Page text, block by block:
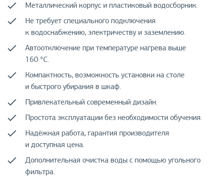
Металлический корпус и пластиковый водосборник.
Не требует специального подключения
к водоснабжению, электричеству и заземлению.
Автоотключение при температуре нагрева выше
160 °С.
Компактность, возможность установки на столе
и быстрого убирания в шкаф.
Привлекательный современный дизайн.
Простота эксплуатации без необходимости обучения.
Надёжная работа, гарантия производителя
и доступная цена.
Дополнительная очистка воды с помощью угольного
фильтра.